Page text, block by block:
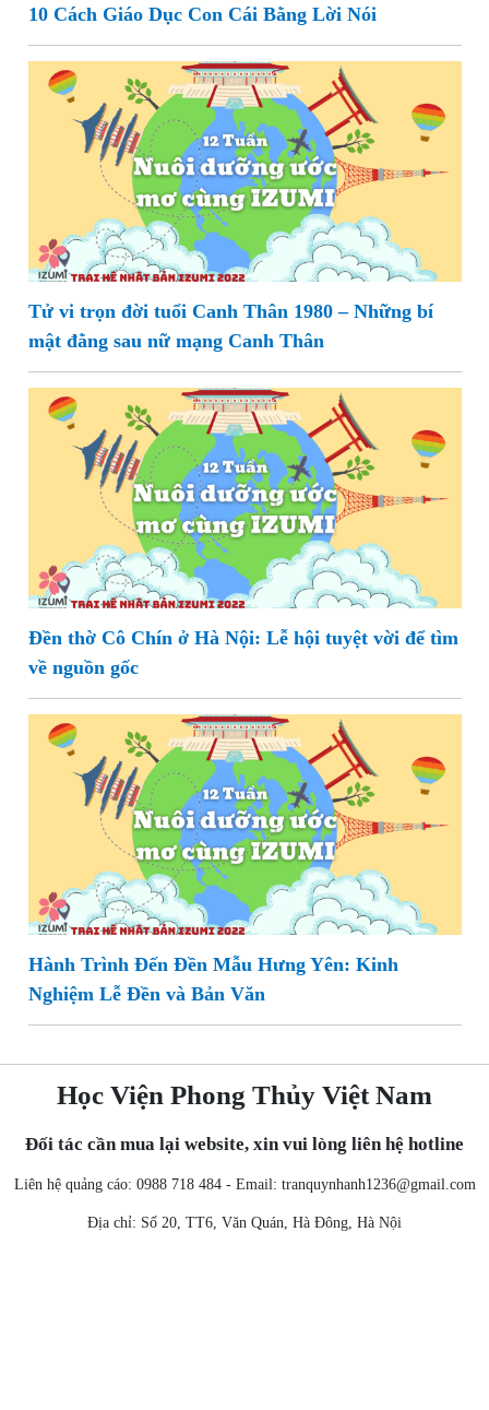
10 Cách Giáo Dục Con Cái Bằng Lời Nói
Tử vi trọn đời tuổi Canh Thân 1980 – Những bí
mật đằng sau nữ mạng Canh Thân
Đền thờ Cô Chín ở Hà Nội: Lễ hội tuyệt vời để tìm
về nguồn gốc
Hành Trình Đến Đền Mẫu Hưng Yên: Kinh
Nghiệm Lễ Đền và Bản Văn
Học Viện Phong Thủy Việt Nam
Đối tác cần mua lại website, xin vui lòng liên hệ hotline
Liên hệ quảng cáo: 0988 718 484 - Email: tranquynhanh1236@gmail.com
Địa chỉ: Số 20, TT6, Văn Quán, Hà Đông, Hà Nội